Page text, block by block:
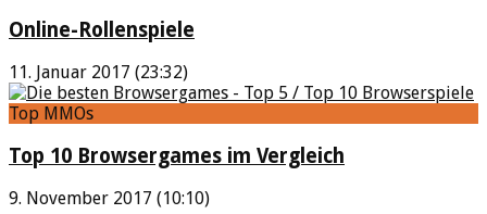
Online-Rollenspiele
11. Januar 2017 (23:32)
Top MMOs
Top 10 Browsergames im Vergleich
9. November 2017 (10:10)